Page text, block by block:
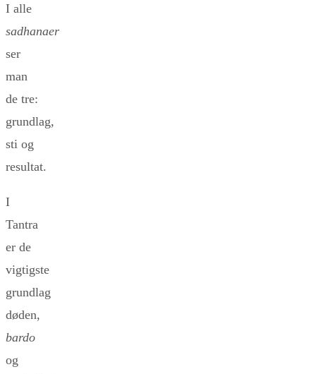
I alle
sadhanaer
ser
man
de tre:
grundlag,
sti og
resultat.
I
Tantra
er de
vigtigste
grundlag
døden,
bardo
og